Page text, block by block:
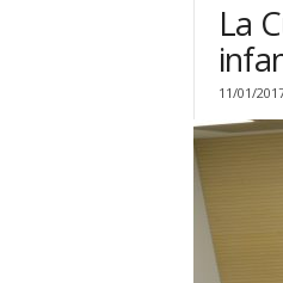
A
R
T
La
11/01/